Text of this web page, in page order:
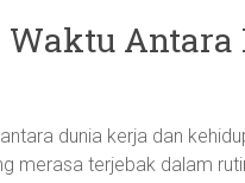
Waktu
dunia kerja dan
merasa terjebak dalam